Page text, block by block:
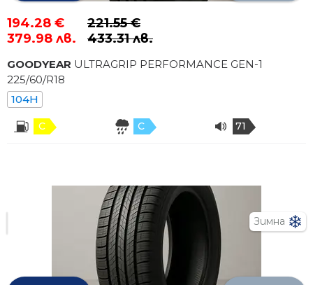
194.28 €
379.98 лв.
221.55 €
433.31 лв.
GOODYEAR ULTRAGRIP PERFORMANCE GEN-1
225/60/R18
104H
C C 71
Зимна